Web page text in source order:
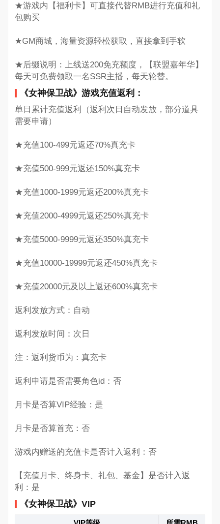
★游戏内【福利卡】可直接代替RMB进行充值和礼
包购买
★GM商城，海量资源轻松获取，直接拿到手软
★后缀说明：上线送200免充额度，【联盟嘉年华】
每天可免费领取一名SSR主播，每天轮替。
《女神保卫战》游戏充值返利：
单日累计充值返利（返利次日自动发放，部分道具
需要申请）
★充值100-499元返还70%真充卡
★充值500-999元返还150%真充卡
★充值1000-1999元返还200%真充卡
★充值2000-4999元返还250%真充卡
★充值5000-9999元返还350%真充卡
★充值10000-19999元返还450%真充卡
★充值20000元及以上返还600%真充卡
返利发放方式：自动
返利发放时间：次日
注：返利货币为：真充卡
返利申请是否需要角色id：否
月卡是否算VIP经验：是
月卡是否算首充：否
游戏内赠送的充值卡是否计入返利：否
【充值月卡、终身卡、礼包、基金】是否计入返
利：是
《女神保卫战》VIP